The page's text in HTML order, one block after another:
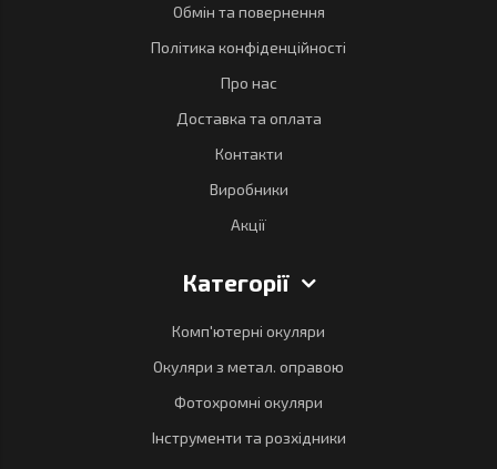
Обмін та повернення
Політика конфіденційності
Про нас
Доставка та оплата
Контакти
Виробники
Акції
Категорії
Комп'ютерні окуляри
Окуляри з метал. оправою
Фотохромні окуляри
Інструменти та розхідники